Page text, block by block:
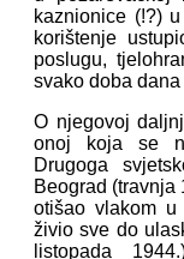
kaznionice (!?)
korištenje
poslugu,
svako doba dana
O njegovoj
onoj koja se
Drugoga
Beograd (travnja
otišao vlakom
živio sve do
listopada